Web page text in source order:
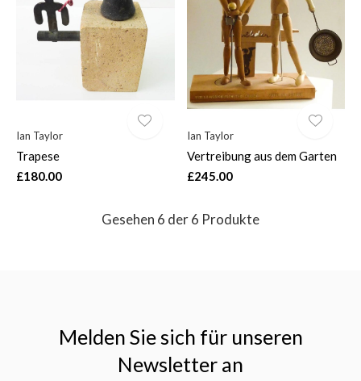
Ian Taylor
Trapese
£180.00
Ian Taylor
Vertreibung aus dem Garten
£245.00
Gesehen 6 der 6 Produkte
Melden Sie sich für unseren
Newsletter an